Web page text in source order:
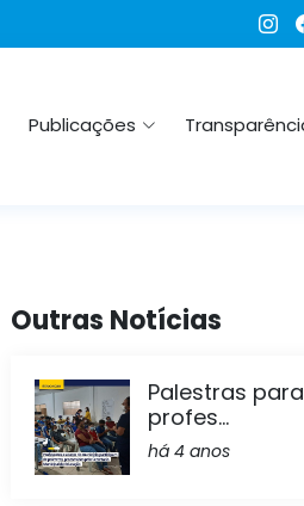
Publicações
Outras Notícias
Palestras
profes...
há 4 anos